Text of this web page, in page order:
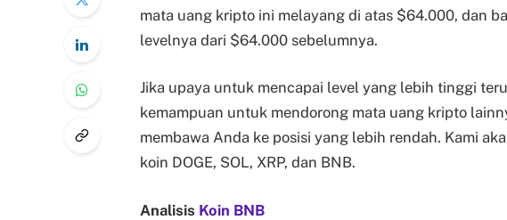
mata uang kripto ini melayang di atas $64.000, dan
levelnya dari $64.000 sebelumnya.
Jika upaya untuk mencapai level yang lebih tinggi
kemampuan untuk mendorong mata uang kripto
membawa Anda ke posisi yang lebih rendah. Kami
koin DOGE, SOL, XRP, dan BNB.
Analisis Koin BNB